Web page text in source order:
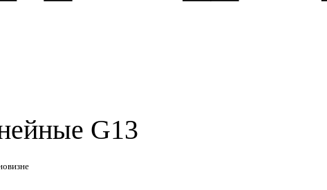
G13